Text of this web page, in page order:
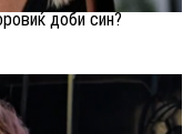
доби син?